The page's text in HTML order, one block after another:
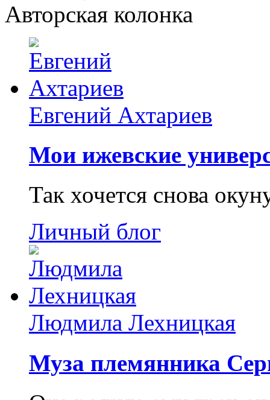
Авторская колонка
Евгений Ахтариев
Мои ижевские
Так хочется снова
Личный блог
Людмила Лехницкая
Муза племянника